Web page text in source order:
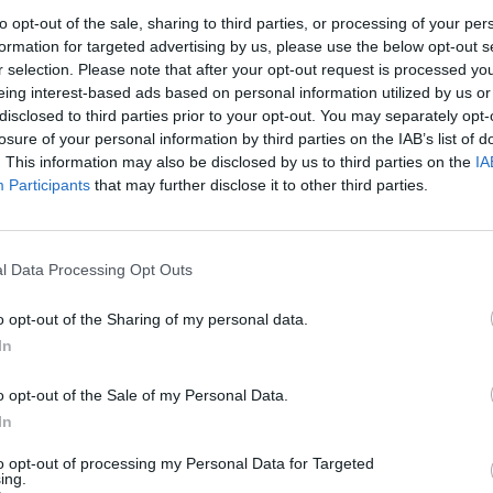
opt-out of the sale, sharing to third parties, or processing of your
for targeted advertising by us, please use the below opt-out
selection. Please note that after your opt-out request is processed
interest-based ads based on personal information utilized by us
to third parties prior to your opt-out. You may separately
of your personal information by third parties on the IAB’s list of
This information may also be disclosed by us to third parties on the
Participants that may further disclose it to other third parties.
Data Processing Opt Outs
opt-out of the Sharing of my personal data.
opt-out of the Sale of my Personal Data.
opt-out of processing my Personal Data for Targeted
quotidiens de Maître des Mots. Les développeurs du
jour ! Cela signifie plus de plaisir pour nous tous,
ici, il y a de fortes chances que vous recherchiez Maître
a créé cette page et la mettra à jour tous les jours
d'ajouter cette page à vos signets afin que
lettres. Entrez toutes les